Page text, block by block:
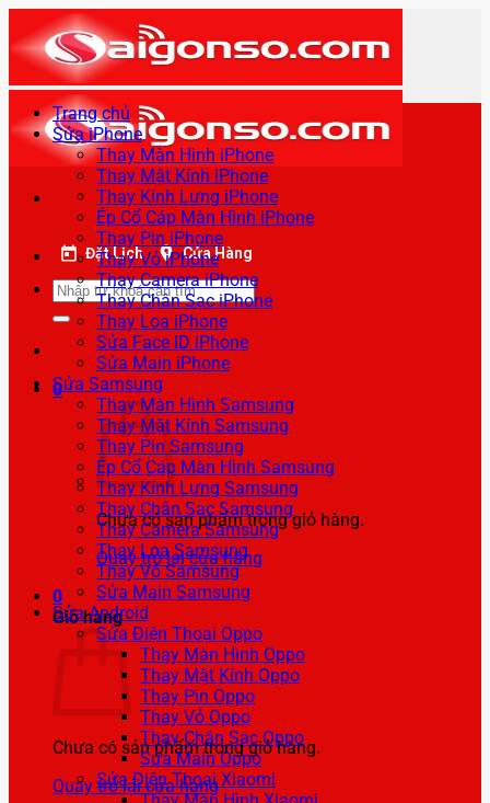
qua
nội
dung
Đặt Lịch Cửa Hàng
Tìm
kiếm:
0
Chưa có sản phẩm trong giỏ hàng.
Quay trở lại cửa hàng
0
Giỏ hàng
Chưa có sản phẩm trong giỏ hàng.
Quay trở lại cửa hàng
Trang chủ
Sửa iPhone
Thay Màn Hình iPhone
Thay Mặt Kính iPhone
Thay Kính Lưng iPhone
Ép Cổ Cáp Màn Hình iPhone
Thay Pin iPhone
Thay Vỏ iPhone
Thay Camera iPhone
Thay Chân Sạc iPhone
Thay Loa iPhone
Sửa Face ID iPhone
Sửa Main iPhone
Sửa Samsung
Thay Màn Hình Samsung
Thay Mặt Kính Samsung
Thay Pin Samsung
Ép Cổ Cáp Màn Hình Samsung
Thay Kính Lưng Samsung
Thay Chân Sạc Samsung
Thay Camera Samsung
Thay Loa Samsung
Thay Vỏ Samsung
Sửa Main Samsung
Sửa Android
Sửa Điện Thoại Oppo
Thay Màn Hình Oppo
Thay Mặt Kính Oppo
Thay Pin Oppo
Thay Vỏ Oppo
Thay Chân Sạc Oppo
Sửa Main Oppo
Sửa Điện Thoại Xiaomi